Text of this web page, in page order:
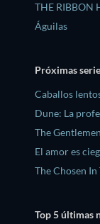
THE RIBBON
Águilas
Próximas
Caballos
Dune: La
The
El amor es
The Chosen
Top 5 últimas